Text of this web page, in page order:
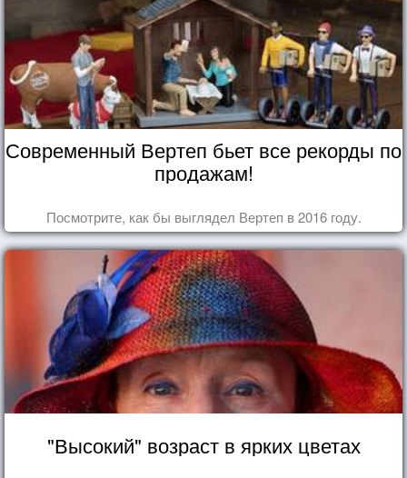
Современный Вертеп бьет все рекорды по
продажам!
Посмотрите, как бы выглядел Вертеп в 2016 году.
"Высокий" возраст в ярких цветах